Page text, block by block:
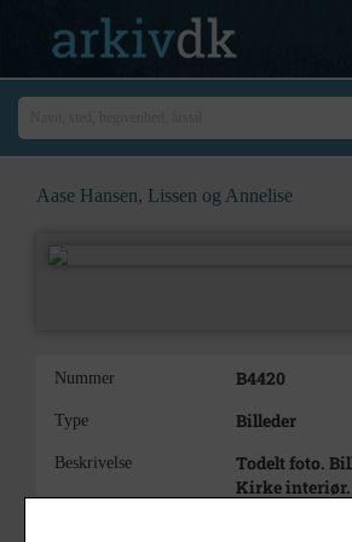
Aase Hansen, Lissen og Annelise
Nummer B4420
Type Billeder
Beskrivelse
Todelt foto.
Kirke